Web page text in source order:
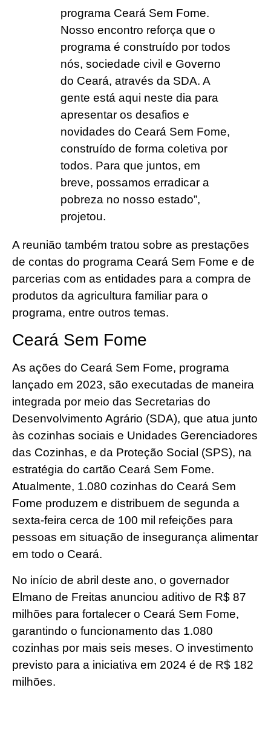
programa Ceará Sem Fome.
Nosso encontro reforça que o
programa é construído por todos
nós, sociedade civil e Governo
do Ceará, através da SDA. A
gente está aqui neste dia para
apresentar os desafios e
novidades do Ceará Sem Fome,
construído de forma coletiva por
todos. Para que juntos, em
breve, possamos erradicar a
pobreza no nosso estado”,
projetou.
A reunião também tratou sobre as prestações
de contas do programa Ceará Sem Fome e de
parcerias com as entidades para a compra de
produtos da agricultura familiar para o
programa, entre outros temas.
Ceará Sem Fome
As ações do Ceará Sem Fome, programa
lançado em 2023, são executadas de maneira
integrada por meio das Secretarias do
Desenvolvimento Agrário (SDA), que atua junto
às cozinhas sociais e Unidades Gerenciadores
das Cozinhas, e da Proteção Social (SPS), na
estratégia do cartão Ceará Sem Fome.
Atualmente, 1.080 cozinhas do Ceará Sem
Fome produzem e distribuem de segunda a
sexta-feira cerca de 100 mil refeições para
pessoas em situação de insegurança alimentar
em todo o Ceará.
No início de abril deste ano, o governador
Elmano de Freitas anunciou aditivo de R$ 87
milhões para fortalecer o Ceará Sem Fome,
garantindo o funcionamento das 1.080
cozinhas por mais seis meses. O investimento
previsto para a iniciativa em 2024 é de R$ 182
milhões.